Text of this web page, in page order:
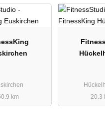
km
20.3